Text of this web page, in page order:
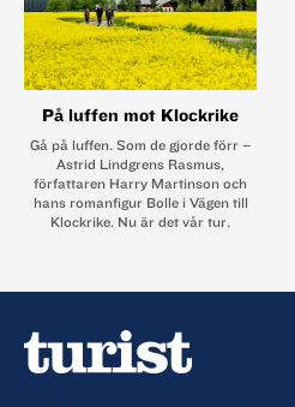
På luffen mot Klockrike
Gå på luffen. Som de gjorde förr –
Astrid Lindgrens Rasmus,
författaren Harry Martinson och
hans romanfigur Bolle i Vägen till
Klockrike. Nu är det vår tur.